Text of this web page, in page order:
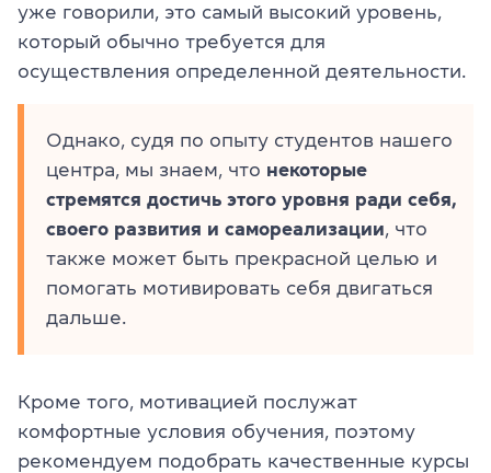
уже говорили, это самый высокий уровень,
который обычно требуется для
осуществления определенной деятельности.
Однако, судя по опыту студентов нашего
центра, мы знаем, что некоторые
стремятся достичь этого уровня ради себя,
своего развития и самореализации, что
также может быть прекрасной целью и
помогать мотивировать себя двигаться
дальше.
Кроме того, мотивацией послужат
комфортные условия обучения, поэтому
рекомендуем подобрать качественные курсы